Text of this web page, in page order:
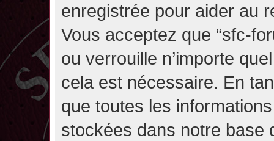
enregistrée pour aider au
Vous acceptez que “sfc-
ou verrouille n’importe
cela est nécessaire. En
que toutes les
stockées dans notre base